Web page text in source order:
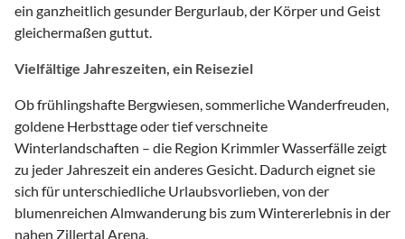
ein ganzheitlich gesunder Bergurlaub, der Körper und Geist
gleichermaßen guttut.
Vielfältige Jahreszeiten, ein Reiseziel
Ob frühlingshafte Bergwiesen, sommerliche Wanderfreuden,
goldene Herbsttage oder tief verschneite
Winterlandschaften – die Region Krimmler Wasserfälle zeigt
zu jeder Jahreszeit ein anderes Gesicht. Dadurch eignet sie
sich für unterschiedliche Urlaubsvorlieben, von der
blumenreichen Almwanderung bis zum Wintererlebnis in der
nahen Zillertal Arena.